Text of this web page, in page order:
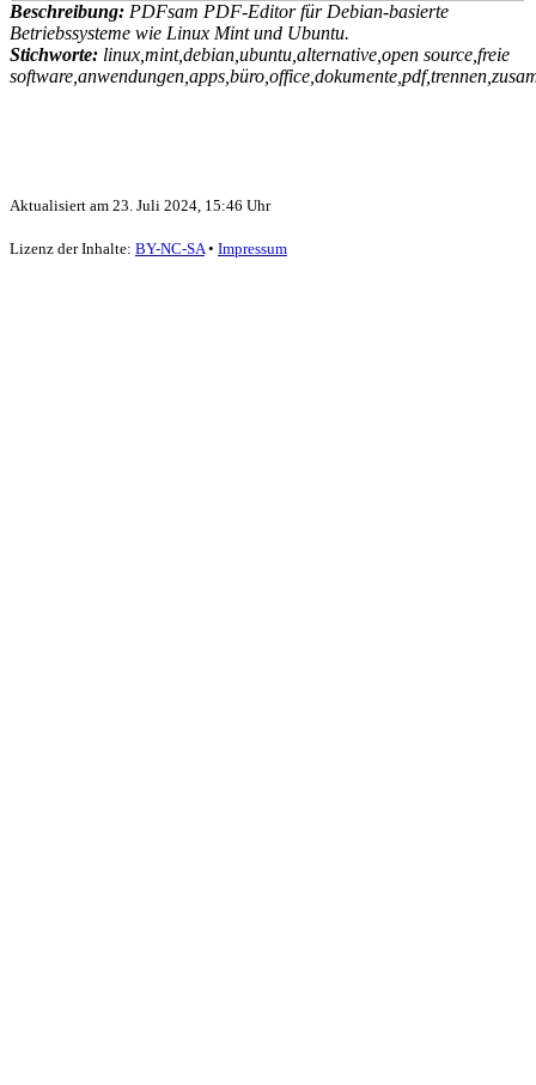
Beschreibung: PDFsam PDF-Editor für Debian-basierte
Betriebssysteme wie Linux Mint und Ubuntu.
Stichworte: linux,mint,debian,ubuntu,alternative,open source,freie
Aktualisiert am 23. Juli 2024, 15:46 Uhr
Lizenz der Inhalte: BY-NC-SA• Impressum